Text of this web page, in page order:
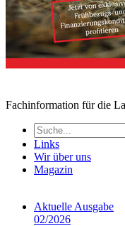
Fachinformation für die
Links
Wir über uns
Magazin
Aktuelle Ausgabe
02/2026